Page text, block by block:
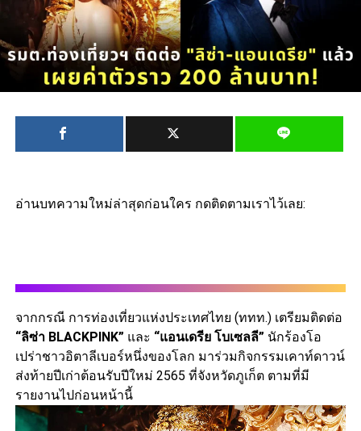
อ่านบทความใหม่ล่าสุดก่อนใคร กดติดตามเราไว้เลย:
จากกรณี การท่องเที่ยวแห่งประเทศไทย (ททท.) เตรียมติดต่อ
“ลิซ่า BLACKPINK” และ “แอนเดรีย โบเซลลี” นักร้องโอ
เปร่าชาวอิตาลีเบอร์หนึ่งของโลก มาร่วมกิจกรรมเคาท์ดาวน์
ส่งท้ายปีเก่าต้อนรับปีใหม่ 2565 ที่จังหวัดภูเก็ต ตามที่มี
รายงานไปก่อนหน้านี้